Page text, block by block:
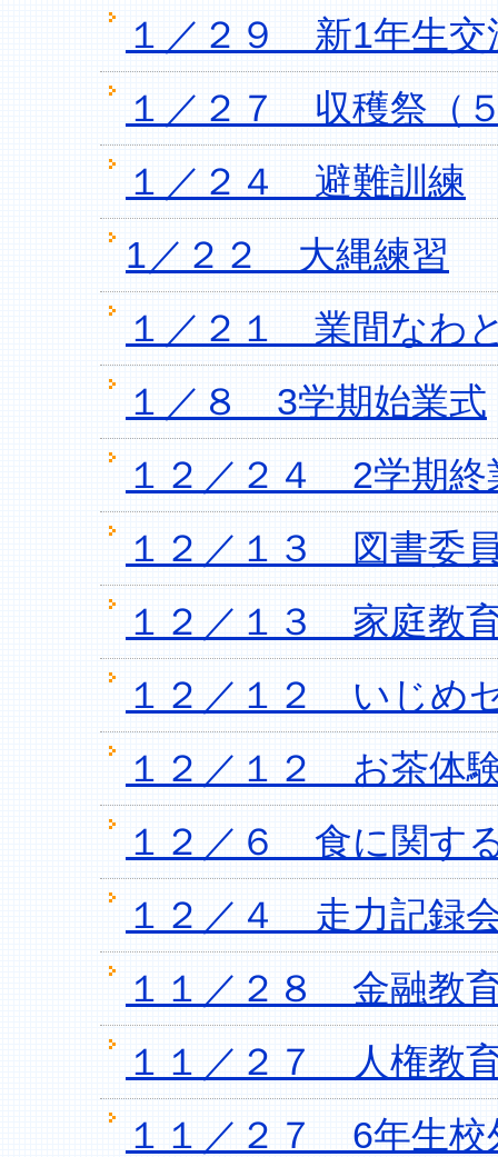
１／２９ 新1年生交
１／２７ 収穫祭（
１／２４ 避難訓練
1／２２ 大縄練習
１／２１ 業間なわ
１／８ 3学期始業式
１２／２４ 2学期終
１２／１３ 図書委
１２／１３ 家庭教
１２／１２ いじめ
１２／１２ お茶体
１２／６ 食に関す
１２／４ 走力記録
１１／２８ 金融教
１１／２７ 人権教
１１／２７ 6年生校